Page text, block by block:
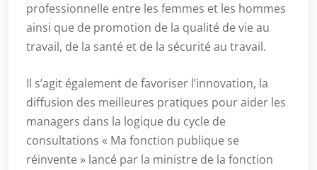
professionnelle entre les femmes et les hommes
ainsi que de promotion de la qualité de vie au
travail, de la santé et de la sécurité au travail.
Il s’agit également de favoriser l’innovation, la
diffusion des meilleures pratiques pour aider les
managers dans la logique du cycle de
consultations « Ma fonction publique se
réinvente » lancé par la ministre de la fonction